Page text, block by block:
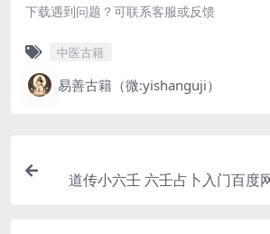
下载遇到问题？可联系客服或反馈
中医古籍
易善古籍（微:yishanguji）
道传小六壬 六壬占卜入门百度